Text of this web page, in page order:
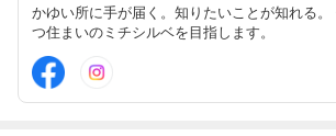
かゆい所に手が届く。知りたいことが知れる
つ住まいのミチシルベを目指します。